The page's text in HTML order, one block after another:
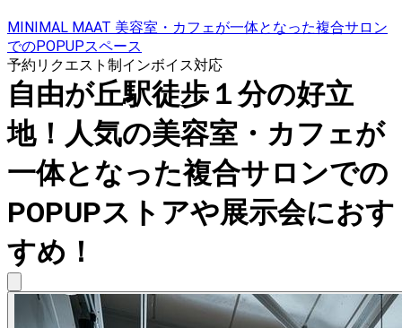
MINIMAL MAAT 美容室・カフェが一体となった複合サロン
でのPOPUPスペース
予約リクエスト制インボイス対応
自由が丘駅徒歩１分の好立
地！人気の美容室・カフェが
一体となった複合サロンでの
POPUPストアや展示会におす
すめ！